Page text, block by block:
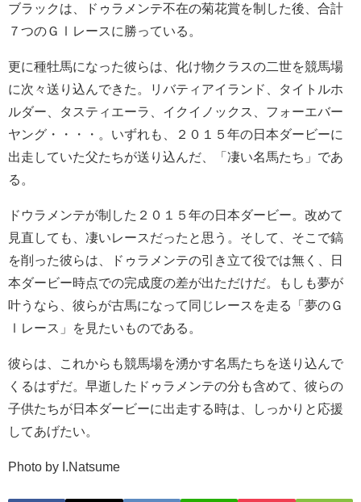
ブラックは、ドゥラメンテ不在の菊花賞を制した後、合計
７つのＧⅠレースに勝っている。
更に種牡馬になった彼らは、化け物クラスの二世を競馬場
に次々送り込んできた。リバティアイランド、タイトルホ
ルダー、タスティエーラ、イクイノックス、フォーエバー
ヤング・・・・。いずれも、２０１５年の日本ダービーに
出走していた父たちが送り込んだ、「凄い名馬たち」であ
る。
ドウラメンテが制した２０１５年の日本ダービー。改めて
見直しても、凄いレースだったと思う。そして、そこで鎬
を削った彼らは、ドゥラメンテの引き立て役では無く、日
本ダービー時点での完成度の差が出ただけだ。もしも夢が
叶うなら、彼らが古馬になって同じレースを走る「夢のＧ
Ⅰレース」を見たいものである。
彼らは、これからも競馬場を湧かす名馬たちを送り込んで
くるはずだ。早逝したドゥラメンテの分も含めて、彼らの
子供たちが日本ダービーに出走する時は、しっかりと応援
してあげたい。
Photo by I.Natsume